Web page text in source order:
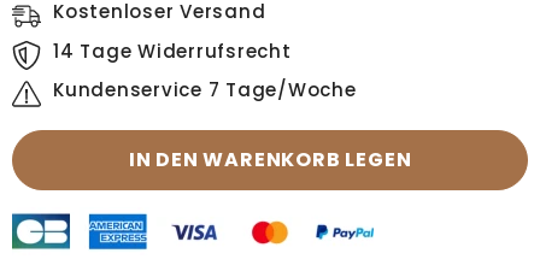
Kostenloser Versand
14 Tage Widerrufsrecht
Kundenservice 7 Tage/Woche
IN DEN WARENKORB LEGEN